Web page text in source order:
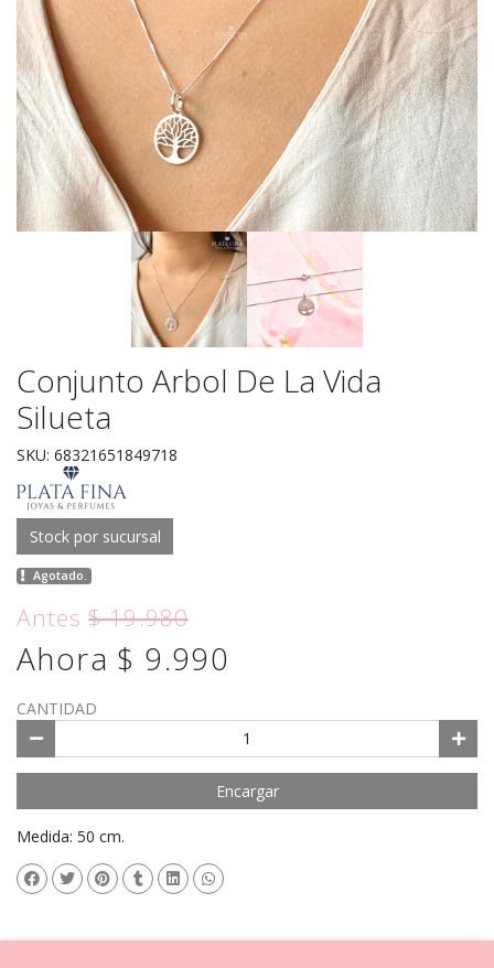
Conjunto Arbol De La Vida
Silueta
SKU: 68321651849718
Stock por sucursal
Agotado.
Antes$ 19.980
Ahora $ 9.990
CANTIDAD
Encargar
Medida: 50 cm.